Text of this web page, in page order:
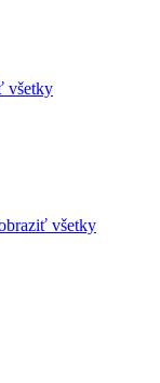
všetky
všetky